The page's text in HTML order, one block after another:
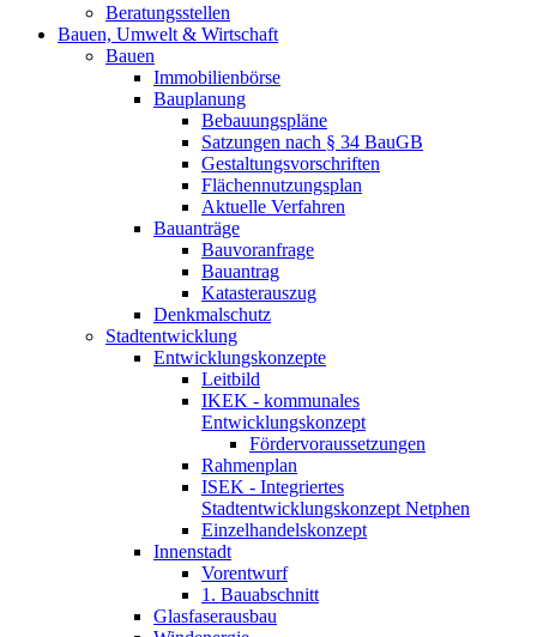
Beratungsstellen
Bauen, Umwelt & Wirtschaft
Bauen
Immobilienbörse
Bauplanung
Bebauungspläne
Satzungen nach § 34 BauGB
Gestaltungsvorschriften
Flächennutzungsplan
Aktuelle Verfahren
Bauanträge
Bauvoranfrage
Bauantrag
Katasterauszug
Denkmalschutz
Stadtentwicklung
Entwicklungskonzepte
Leitbild
IKEK - kommunales
Entwicklungskonzept
Fördervoraussetzungen
Rahmenplan
ISEK - Integriertes
Stadtentwicklungskonzept Netphen
Einzelhandelskonzept
Innenstadt
Vorentwurf
1. Bauabschnitt
Glasfaserausbau